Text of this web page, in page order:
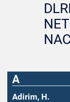
A
Adirim, H.